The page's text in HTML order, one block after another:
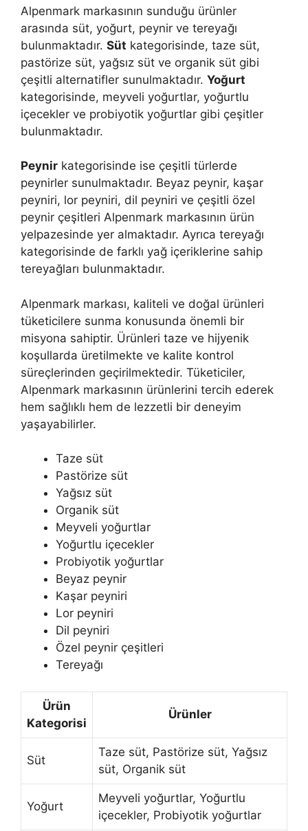
Alpenmark markasının sunduğu ürünler
arasında süt, yoğurt, peynir ve tereyağı
bulunmaktadır. Süt kategorisinde, taze süt,
pastörize süt, yağsız süt ve organik süt gibi
çeşitli alternatifler sunulmaktadır. Yoğurt
kategorisinde, meyveli yoğurtlar, yoğurtlu
içecekler ve probiyotik yoğurtlar gibi çeşitler
bulunmaktadır.
Peynir kategorisinde ise çeşitli türlerde
peynirler sunulmaktadır. Beyaz peynir, kaşar
peyniri, lor peyniri, dil peyniri ve çeşitli özel
peynir çeşitleri Alpenmark markasının ürün
yelpazesinde yer almaktadır. Ayrıca tereyağı
kategorisinde de farklı yağ içeriklerine sahip
tereyağları bulunmaktadır.
Alpenmark markası, kaliteli ve doğal ürünleri
tüketicilere sunma konusunda önemli bir
misyona sahiptir. Ürünleri taze ve hijyenik
koşullarda üretilmekte ve kalite kontrol
süreçlerinden geçirilmektedir. Tüketiciler,
Alpenmark markasının ürünlerini tercih ederek
hem sağlıklı hem de lezzetli bir deneyim
yaşayabilirler.
Taze süt
Pastörize süt
Yağsız süt
Organik süt
Meyveli yoğurtlar
Yoğurtlu içecekler
Probiyotik yoğurtlar
Beyaz peynir
Kaşar peyniri
Lor peyniri
Dil peyniri
Özel peynir çeşitleri
Tereyağı
Ürün
Kategorisi
Ürünler
Süt
Taze süt, Pastörize süt, Yağsız
süt, Organik süt
Yoğurt
Meyveli yoğurtlar, Yoğurtlu
içecekler, Probiyotik yoğurtlar